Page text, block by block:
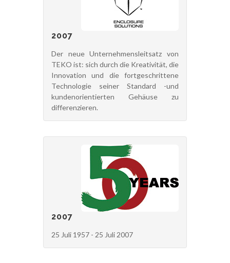
2007
Der neue Unternehmensleitsatz von
TEKO ist: sich durch die Kreativität, die
Innovation und die fortgeschrittene
Technologie seiner Standard -und
kundenorientierten Gehäuse zu
differenzieren.
2007
25 Juli 1957 - 25 Juli 2007